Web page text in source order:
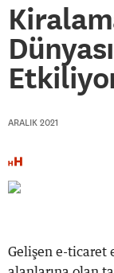
ARALIK 2021
Gelişen e-ticaret